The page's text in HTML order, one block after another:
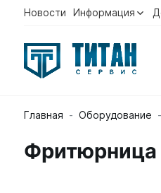
Новости Информация
Главная Оборудование
Фритюрница